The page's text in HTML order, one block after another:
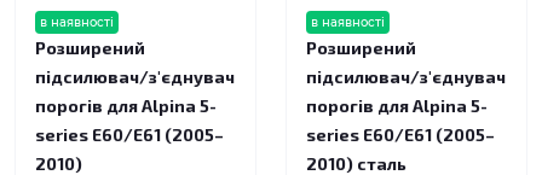
в наявності
Розширений
підсилювач/з'єднувач
порогів для Alpina 5-
series E60/E61 (2005–
2010)
в наявності
Розширений
підсилювач/з'єднувач
порогів для Alpina 5-
series E60/E61 (2005–
2010) сталь